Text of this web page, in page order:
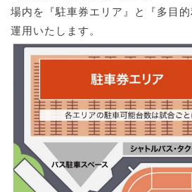
場内を『駐車券エリア』と『多目
運用いたします。